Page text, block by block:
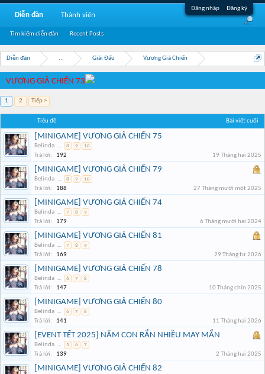
Đăng nhập Đăng ký
Diễn đàn ... Giải Đấu Vương Giả Chiến
VƯƠNG GIẢ CHIẾN 73
1 2 Tiếp >
Tiêu đề Bài viết cuối
[MINIGAME] VƯƠNG GIẢ CHIẾN 75
Belinda ... 8 9 10
Trả lời: 192 19 Tháng hai 2025
[MINIGAME] VƯƠNG GIẢ CHIẾN 79
Belinda ... 8 9 10
Trả lời: 188 27 Tháng mười một 2025
[MINIGAME] VƯƠNG GIẢ CHIẾN 74
Belinda ... 7 8 9
Trả lời: 179 6 Tháng mười hai 2024
[MINIGAME] VƯƠNG GIẢ CHIẾN 81
Belinda ... 7 8 9
Trả lời: 169 29 Tháng tư 2026
[MINIGAME] VƯƠNG GIẢ CHIẾN 78
Belinda ... 6 7 8
Trả lời: 147 10 Tháng chín 2025
[MINIGAME] VƯƠNG GIẢ CHIẾN 80
Belinda ... 6 7 8
Trả lời: 141 11 Tháng hai 2026
[EVENT TẾT 2025] NĂM CON RẮN NHIỀU MAY MẮN
Belinda ... 5 6 7
Trả lời: 139 2 Tháng hai 2025
[MINIGAME] VƯƠNG GIẢ CHIẾN 82
Diễn đàn
Tìm kiếm diễn đàn Recent Posts
Thành viên